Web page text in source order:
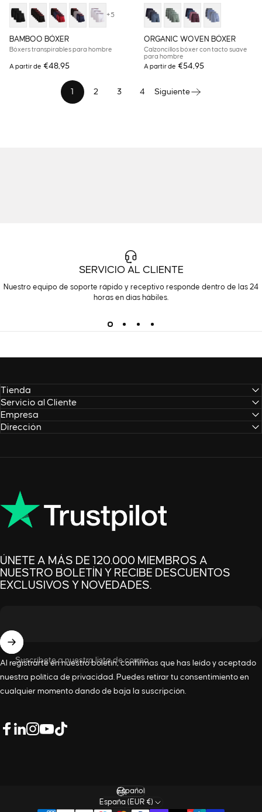
+5
BAMBOO BÓXER
Bóxers transpirables para hombre
A partir de €48,95
ORGANIC WOVEN BÓXER
Calzoncillos bóxer con tacto suave
para hombre
A partir de €54,95
2 3 4 Siguiente
SERVICIO AL CLIENTE
Nuestro equipo de soporte rápido y receptivo responde dentro de las 24
horas en días hábiles.
Tienda
Servicio al Cliente
Empresa
Dirección
ÚNETE A MÁS DE 120.000 MIEMBROS A
NUESTRO BOLETÍN Y RECIBE DESCUENTOS
EXCLUSIVOS Y NOVEDADES.
Suscríbete a nuestra lista de correo
Al registrarte en nuestro boletín, confirmas que has leído y aceptado
nuestra política de privacidad. Puedes retirar tu consentimiento en
cualquier momento dando de baja la suscripción.
Idioma
España (EUR €)